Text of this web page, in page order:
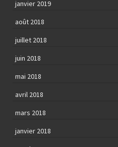
janvier 2019
août 2018
juillet 2018
juin 2018
mai 2018
avril 2018
mars 2018
janvier 2018